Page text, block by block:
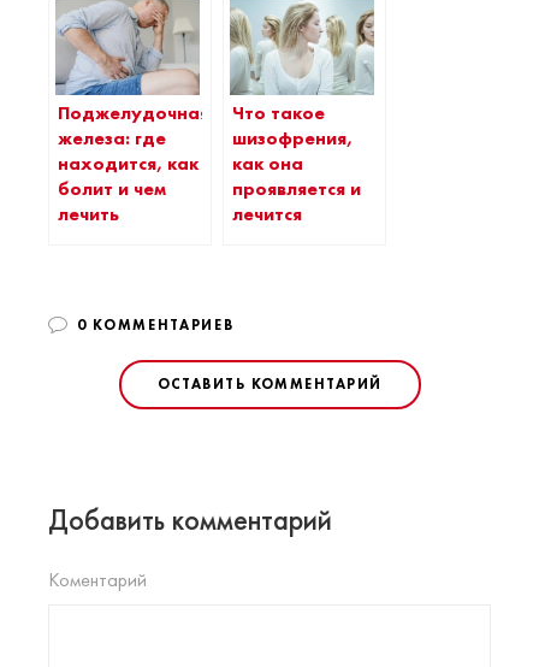
Поджелудочная
железа: где
находится, как
болит и чем
лечить
Что такое
шизофрения,
как она
проявляется и
лечится
0 КОММЕНТАРИЕВ
ОСТАВИТЬ КОММЕНТАРИЙ
Добавить комментарий
Коментарий